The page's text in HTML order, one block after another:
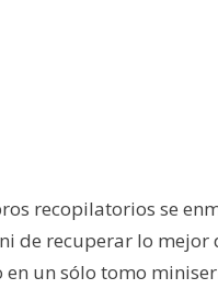
recopilatorios se
de recuperar lo mejor
un sólo tomo